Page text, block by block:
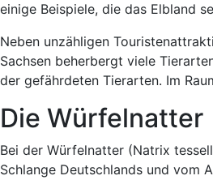
einige Beispiele, die das Elbland
Neben unzähligen
Sachsen beherbergt viele
der gefährdeten Tierarten. Im
Die Würfelnatter
Bei der Würfelnatter (Natrix
Schlange Deutschlands und vom